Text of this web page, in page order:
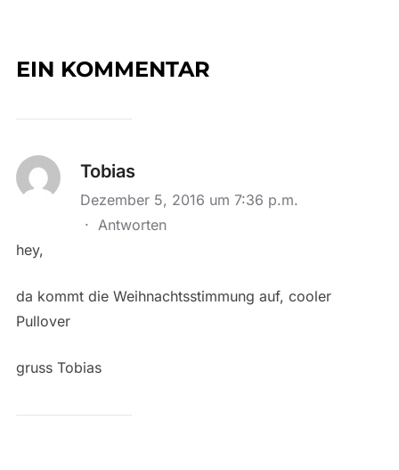
EIN KOMMENTAR
Tobias
Dezember 5, 2016 um 7:36 p.m.
· Antworten
hey,
da kommt die Weihnachtsstimmung auf, cooler
Pullover
gruss Tobias